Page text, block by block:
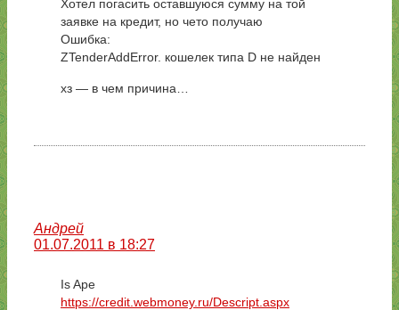
Хотел погасить оставшуюся сумму на той
заявке на кредит, но чето получаю
Ошибка:
ZTenderAddError. кошелек типа D не найден
хз — в чем причина…
Андрей
01.07.2011 в 18:27
Is Ape
https://credit.webmoney.ru/Descript.aspx